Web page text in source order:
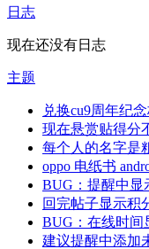
日志
现在还没有日志
主题
兑换cu9周年纪
现在悬赏贴得分
每个人的名字是
oppo 电纸书
BUG：提醒中显
回完帖子显示积
BUG：在线时间
建议提醒中添加